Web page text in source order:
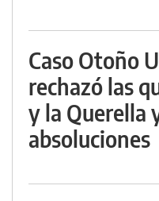
Caso Otoño
rechazó las
y la Querella
absoluciones